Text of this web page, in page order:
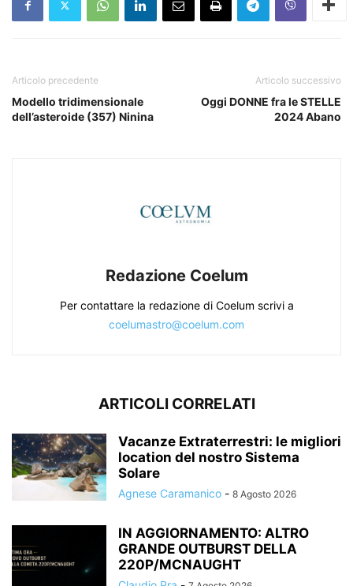
Articolo precedente
Modello tridimensionale
dell’asteroide (357) Ninina
Articolo successivo
Oggi DONNE fra le STELLE
2024 Abano
Redazione Coelum
Per contattare la redazione di Coelum scrivi a
coelumastro@coelum.com
ARTICOLI CORRELATI
Vacanze Extraterrestri: le migliori
location del nostro Sistema
Solare
Agnese Caramanico - 8 Agosto 2026
IN AGGIORNAMENTO: ALTRO
GRANDE OUTBURST DELLA
220P/MCNAUGHT